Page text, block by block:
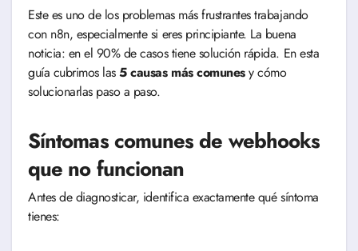
Este es uno de los problemas más frustrantes trabajando
con n8n, especialmente si eres principiante. La buena
noticia: en el 90% de casos tiene solución rápida. En esta
guía cubrimos las5 causas más comunesy cómo
solucionarlas paso a paso.
Síntomas comunes de webhooks
que no funcionan
Antes de diagnosticar, identifica exactamente qué síntoma
tienes: